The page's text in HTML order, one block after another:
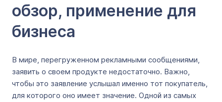
обзор, применение для
бизнеса
В мире, перегруженном рекламными сообщениями,
заявить о своем продукте недостаточно. Важно,
чтобы это заявление услышал именно тот покупатель,
для которого оно имеет значение. Одной из самых